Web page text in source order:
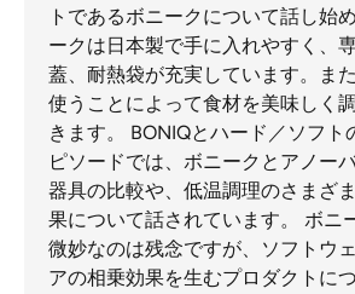
トであるボニークについて話し始
ークは日本製で手に入れやすく、
蓋、耐熱袋が充実しています。ま
使うことによって食材を美味しく
きます。 BONIQとハード／ソフト
ピソードでは、ボニークとアノー
器具の比較や、低温調理のさまざ
果について話されています。 ボニ
微妙なのは残念ですが、ソフトウ
アの相乗効果を生むプロダクトに